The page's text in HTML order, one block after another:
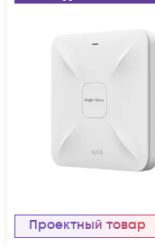
Проектный товар